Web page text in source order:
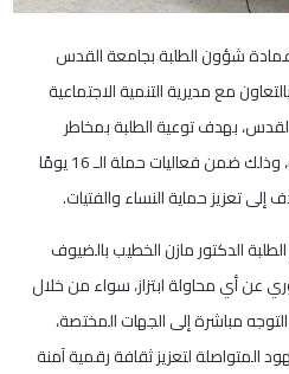
شؤون الطلبة بجامعة القدس
مع مديرية التنمية الاجتماعية
بهدف توعية الطلبة بمخاطر
الابتزاز الإلكتروني وسبل الوقاية منه، وذلك ضمن فعاليات حملة الـ 16 يومًا
تعزيز حماية النساء والفتيات.
الدكتور مازن الخطيب بالضيوف
عن أي محاولة ابتزاز، سواء من خلال
مباشرة إلى الجهات المختصة،
المتواصلة لتعزيز ثقافة رقمية آمنة